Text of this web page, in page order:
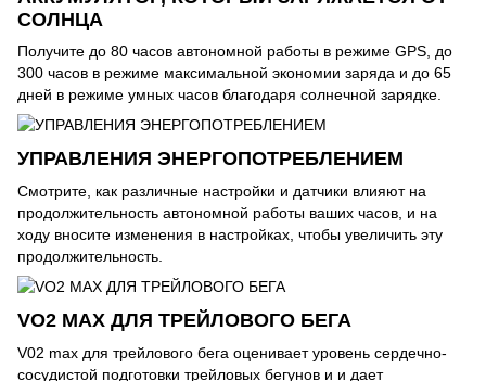
СОЛНЦА
Получите до 80 часов автономной работы в режиме GPS, до
300 часов в режиме максимальной экономии заряда и до 65
дней в режиме умных часов благодаря солнечной зарядке.
УПРАВЛЕНИЯ ЭНЕРГОПОТРЕБЛЕНИЕМ
Смотрите, как различные настройки и датчики влияют на
продолжительность автономной работы ваших часов, и на
ходу вносите изменения в настройках, чтобы увеличить эту
продолжительность.
VO2 MAX ДЛЯ ТРЕЙЛОВОГО БЕГА
V02 max для трейлового бега оценивает уровень сердечно-
сосудистой подготовки трейловых бегунов и и дает